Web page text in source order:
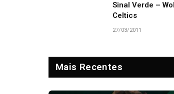
Sinal Verde –
Celtics
27/03/2011
Mais Recentes